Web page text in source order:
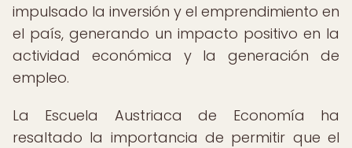
impulsado la inversión y el emprendimiento en
el país, generando un impacto positivo en la
actividad económica y la generación de
empleo.
La Escuela Austriaca de Economía ha
resaltado la importancia de permitir que el